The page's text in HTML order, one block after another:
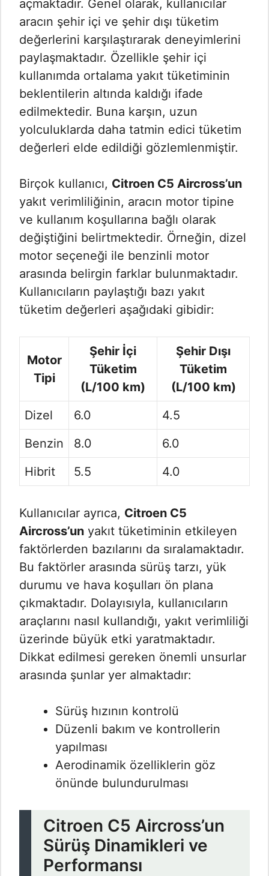
açmaktadır. Genel olarak, kullanıcılar
aracın şehir içi ve şehir dışı tüketim
değerlerini karşılaştırarak deneyimlerini
paylaşmaktadır. Özellikle şehir içi
kullanımda ortalama yakıt tüketiminin
beklentilerin altında kaldığı ifade
edilmektedir. Buna karşın, uzun
yolculuklarda daha tatmin edici tüketim
değerleri elde edildiği gözlemlenmiştir.
Birçok kullanıcı, Citroen C5 Aircross’un
yakıt verimliliğinin, aracın motor tipine
ve kullanım koşullarına bağlı olarak
değiştiğini belirtmektedir. Örneğin, dizel
motor seçeneği ile benzinli motor
arasında belirgin farklar bulunmaktadır.
Kullanıcıların paylaştığı bazı yakıt
tüketim değerleri aşağıdaki gibidir:
Motor
Tipi
Şehir İçi
Tüketim
(L/100 km)
Şehir Dışı
Tüketim
(L/100 km)
Dizel
6.0
4.5
Benzin
8.0
6.0
Hibrit
5.5 4.0
Kullanıcılar ayrıca, Citroen C5
Aircross’un yakıt tüketiminin etkileyen
faktörlerden bazılarını da sıralamaktadır.
Bu faktörler arasında sürüş tarzı, yük
durumu ve hava koşulları ön plana
çıkmaktadır. Dolayısıyla, kullanıcıların
araçlarını nasıl kullandığı, yakıt verimliliği
üzerinde büyük etki yaratmaktadır.
Dikkat edilmesi gereken önemli unsurlar
arasında şunlar yer almaktadır:
Sürüş hızının kontrolü
Düzenli bakım ve kontrollerin
yapılması
Aerodinamik özelliklerin göz
önünde bulundurulması
Citroen C5 Aircross’un
Sürüş Dinamikleri ve
Performansı